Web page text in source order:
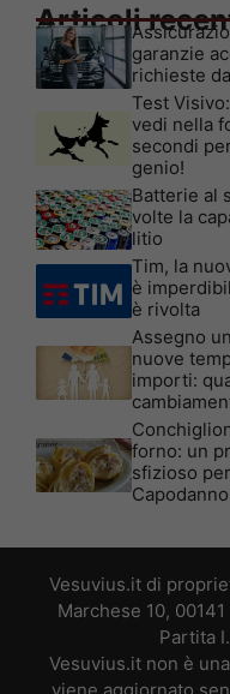
Articoli
garanzie
richieste
Test
vedi nella
secondi
genio!
Batterie al
volte la
litio
Tim, la
è
è rivolta
Assegno
nuove
importi:
forno: un
sfizioso
Capodanno
Vesuvius.it di
Marchese 10,
Partita
Vesuvius.it non è